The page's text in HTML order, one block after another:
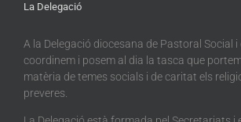
La Delegació
A la Delegació diocesana de Pastoral Social
coordinem i posem al dia la tasca que
matèria de temes socials i de caritat els
preveres.